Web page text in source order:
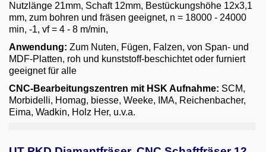
Nutzlänge 21mm, Schaft 12mm, Bestückungshöhe 12x3,1
mm, zum bohren und fräsen geeignet, n = 18000 - 24000
min, -1, vf = 4 - 8 m/min,
Anwendung: Zum Nuten, Fügen, Falzen, von Span- und
MDF-Platten, roh und kunststoff-beschichtet oder furniert
geeignet für alle
CNC-Bearbeitungszentren mit HSK Aufnahme: SCM,
Morbidelli, Homag, biesse, Weeke, IMA, Reichenbacher,
Eima, Wadkin, Holz Her, u.v.a.